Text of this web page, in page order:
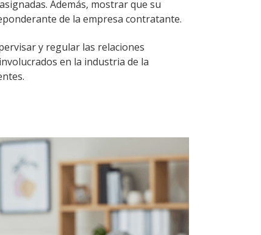
Además, mostrar que su
de la empresa contratante.
y regular las relaciones
en la industria de la